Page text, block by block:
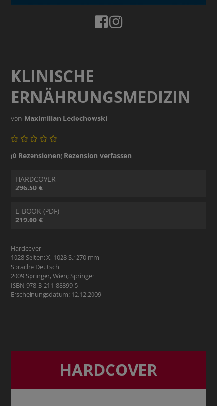
KLINISCHE
ERNÄHRUNGSMEDIZIN
von Maximilian Ledochowski
(0 Rezensionen) Rezension verfassen
HARDCOVER
296.50 €
E-BOOK (PDF)
219.00 €
Hardcover
1028 Seiten; X, 1028 S.; 270 mm
Sprache Deutsch
2009 Springer, Wien; Springer
ISBN 978-3-211-88899-5
Erscheinungsdatum: 12.12.2009
HARDCOVER